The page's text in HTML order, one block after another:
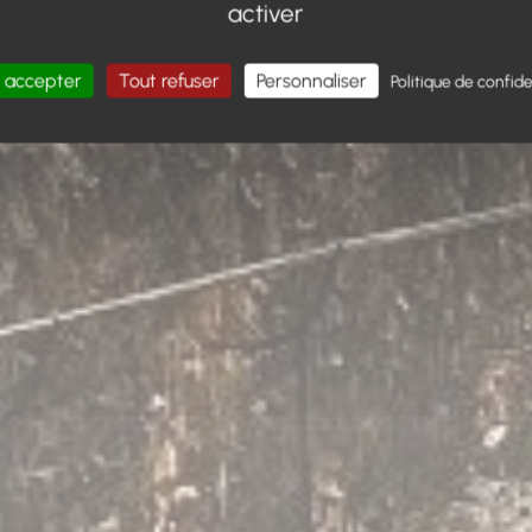
activer
accepter Tout refuser Personnaliser Politique de